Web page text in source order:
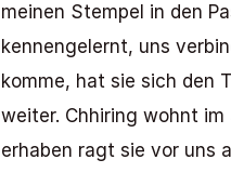
meinen Stempel in den
kennengelernt, uns
komme, hat sie sich den
weiter. Chhiring wohnt
erhaben ragt sie vor uns